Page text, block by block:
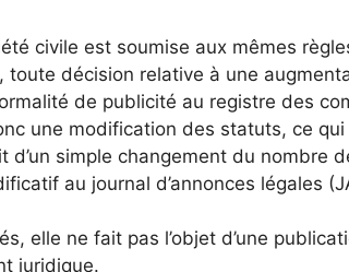
civile est soumise aux mêmes
décision relative à une
de publicité au registre des
une modification des statuts, ce
d’un simple changement du nombre
au journal d’annonces légales
elle ne fait pas l’objet d’une
juridique.